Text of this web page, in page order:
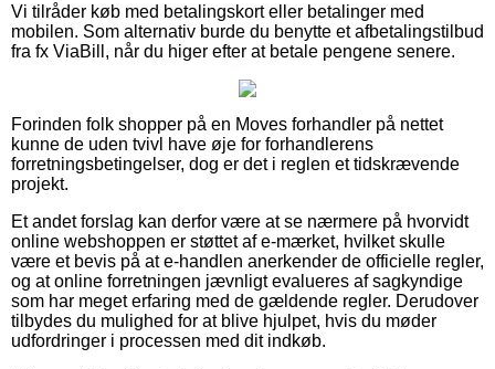
Vi tilråder køb med betalingskort eller betalinger med
mobilen. Som alternativ burde du benytte et afbetalingstilbud
fra fx ViaBill, når du higer efter at betale pengene senere.
Forinden folk shopper på en Moves forhandler på nettet
kunne de uden tvivl have øje for forhandlerens
forretningsbetingelser, dog er det i reglen et tidskrævende
projekt.
Et andet forslag kan derfor være at se nærmere på hvorvidt
online webshoppen er støttet af e-mærket, hvilket skulle
være et bevis på at e-handlen anerkender de officielle regler,
og at online forretningen jævnligt evalueres af sagkyndige
som har meget erfaring med de gældende regler. Derudover
tilbydes du mulighed for at blive hjulpet, hvis du møder
udfordringer i processen med dit indkøb.